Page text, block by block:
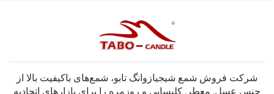
شرکت فروش شمع شیجیازوانگ تابو، شمع‌های باکیفیت بالا از
جنس عسل, معطر, کلیسایی و روزمره را برای بازارهای اتحادیه